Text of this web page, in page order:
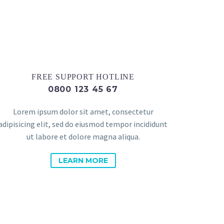
FREE SUPPORT HOTLINE
0800 123 45 67
Lorem ipsum dolor sit amet, consectetur
elit, sed do eiusmod tempor incididunt
ut labore et dolore magna aliqua.
LEARN MORE